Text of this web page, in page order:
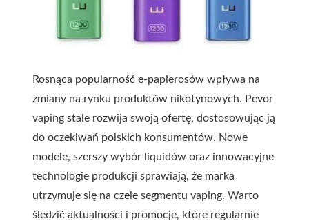
Rosnąca popularność e-papierosów wpływa na
zmiany na rynku produktów nikotynowych. Pevor
vaping stale rozwija swoją ofertę, dostosowując ją
do oczekiwań polskich konsumentów. Nowe
modele, szerszy wybór liquidów oraz innowacyjne
technologie produkcji sprawiają, że marka
utrzymuje się na czele segmentu vaping. Warto
śledzić aktualności i promocje, które regularnie